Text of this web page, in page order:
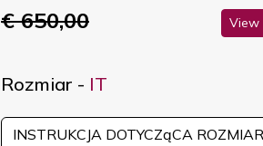
€ 650,00 View
Rozmiar - IT
INSTRUKCJA DOTYCZąCA